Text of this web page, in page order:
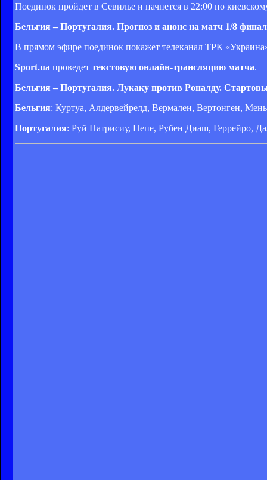
Поединок пройдет в Севилье и начнется в 22:00 по
Бельгия – Португалия. Прогноз и анонс на матч 1/8
В прямом эфире поединок покажет телеканал ТРК
Sport.ua проведет текстовую онлайн-трансляцию матча.
Бельгия – Португалия. Лукаку против Роналду.
Бельгия: Куртуа, Алдервейрелд, Вермален, Вертонген,
Португалия: Руй Патрисиу, Пепе, Рубен Диаш, Геррейро,